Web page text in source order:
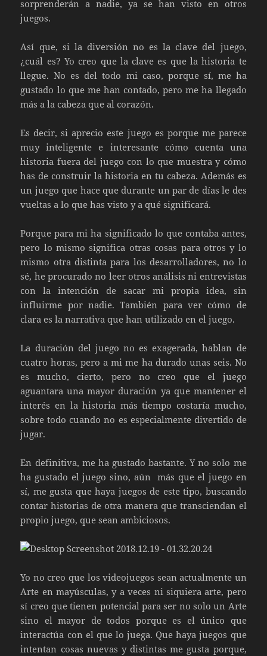
sorprenderán a nadie, ya se han visto en otros
juegos.
Así que, si la diversión no es la clave del juego,
¿cuál es? Yo creo que la clave es que la historia te
llegue. No es del todo mi caso, porque sí, me ha
gustado lo que me han contado, pero me ha llegado
más a la cabeza que al corazón.
Es decir, si aprecio este juego es porque me parece
muy inteligente e interesante cómo cuenta una
historia fuera del juego con lo que muestra y cómo
has de construir la historia en tu cabeza. Además es
un juego que hace que durante un par de días le des
vueltas a lo que has visto y a qué significará.
Porque para mi ha significado lo que contaba antes,
pero lo mismo significa otras cosas para otros y lo
mismo otra distinta para los desarrolladores, no lo
sé, he procurado no leer otros análisis ni entrevistas
con la intención de sacar mi propia idea, sin
influirme por nadie. También para ver cómo de
clara es la narrativa que han utilizado en el juego.
La duración del juego no es exagerada, hablan de
cuatro horas, pero a mi me ha durado unas seis. No
es mucho, cierto, pero no creo que el juego
aguantara una mayor duración ya que mantener el
interés en la historia más tiempo costaría mucho,
sobre todo cuando no es especialmente divertido de
jugar.
En definitiva, me ha gustado bastante. Y no solo me
ha gustado el juego sino, aún más que el juego en
sí, me gusta que haya juegos de este tipo, buscando
contar historias de otra manera que transciendan el
propio juego, que sean ambiciosos.
Yo no creo que los videojuegos sean actualmente un
Arte en mayúsculas, y a veces ni siquiera arte, pero
sí creo que tienen potencial para ser no solo un Arte
sino el mayor de todos porque es el único que
interactúa con el que lo juega. Que haya juegos que
intentan cosas nuevas y distintas me gusta porque,